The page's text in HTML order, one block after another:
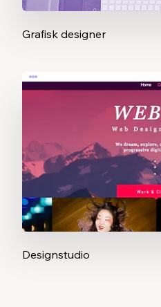
Grafisk designer
Designstudio